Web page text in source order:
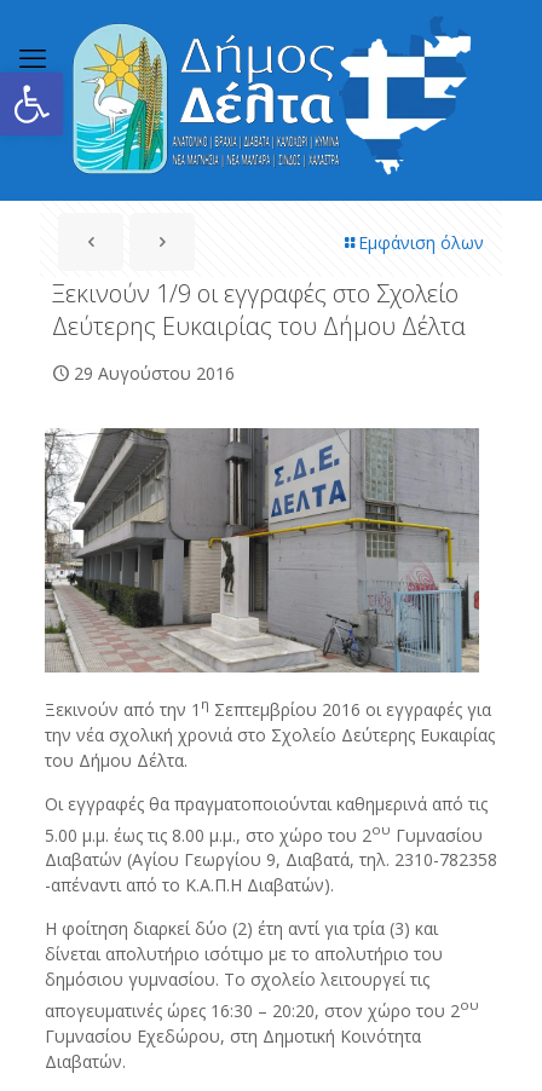
Ανοίξτε τη γραμμή εργαλείων
Εμφάνιση όλων
Ξεκινούν 1/9 οι εγγραφές στο Σχολείο
Δεύτερης Ευκαιρίας του Δήμου Δέλτα
29 Αυγούστου 2016
Ξεκινούν από την 1 η Σεπτεμβρίου 2016 οι εγγραφές για
την νέα σχολική χρονιά στο Σχολείο Δεύτερης Ευκαιρίας
του Δήμου Δέλτα.
Οι εγγραφές θα πραγματοποιούνται καθημερινά από τις
5.00 μ.μ. έως τις 8.00 μ.μ., στο χώρο του 2ου Γυμνασίου
Διαβατών (Αγίου Γεωργίου 9, Διαβατά, τηλ. 2310-782358
-απέναντι από το Κ.Α.Π.Η Διαβατών).
Η φοίτηση διαρκεί δύο (2) έτη αντί για τρία (3) και
δίνεται απολυτήριο ισότιμο με το απολυτήριο του
δημόσιου γυμνασίου. Το σχολείο λειτουργεί τις
απογευματινές ώρες 16:30 – 20:20, στον χώρο του 2ου
Γυμνασίου Εχεδώρου, στη Δημοτική Κοινότητα
Διαβατών.